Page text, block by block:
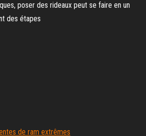
poser des rideaux peut se faire en un
des étapes
de ram extrêmes